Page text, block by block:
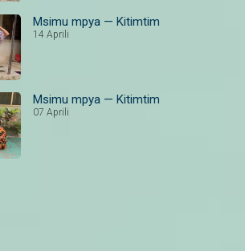
Msimu mpya — Kitimtim
14 Aprili
Msimu mpya — Kitimtim
07 Aprili